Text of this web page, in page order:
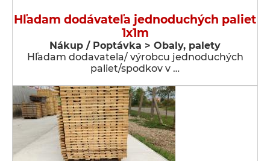
Hľadam dodávateľa jednoduchých paliet
1x1m
Nákup / Poptávka > Obaly, palety
Hľadam dodavatela/ výrobcu jednoduchých
paliet/spodkov v …